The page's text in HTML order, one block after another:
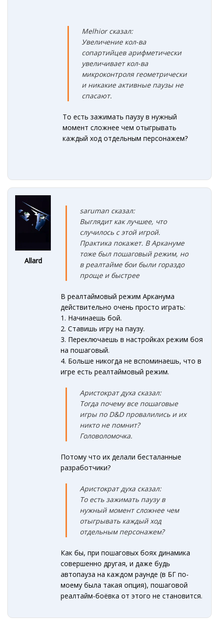
Melhior сказал:
Увеличение кол-ва
сопартийцев арифметически
увеличивает кол-ва
микроконтроля геометрически
и никакие активные паузы не
спасают.
То есть зажимать паузу в нужный
момент сложнее чем отыгрывать
каждый ход отдельным персонажем?
Allard
saruman сказал:
Выглядит как лучшее, что
случилось с этой игрой.
Практика покажет. В Аркануме
тоже был пошаговый режим, но
в реалтайме бои были гораздо
проще и быстрее
В реалтаймовый режим Арканума
действительно очень просто играть:
1. Начинаешь бой.
2. Ставишь игру на паузу.
3. Переключаешь в настройках режим боя
на пошаговый.
4. Больше никогда не вспоминаешь, что в
игре есть реалтаймовый режим.
Аристократ духа сказал:
Тогда почему все пошаговые
игры по D&D провалились и их
никто не помнит?
Головоломочка.
Потому что их делали бесталанные
разработчики?
Аристократ духа сказал:
То есть зажимать паузу в
нужный момент сложнее чем
отыгрывать каждый ход
отдельным персонажем?
Как бы, при пошаговых боях динамика
совершенно другая, и даже будь
автопауза на каждом раунде (в БГ по-
моему была такая опция), пошаговой
реалтайм-боёвка от этого не становится.